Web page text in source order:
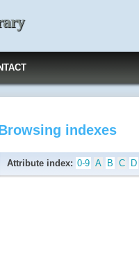
indexes
Attribute index: 0-9 A B C D